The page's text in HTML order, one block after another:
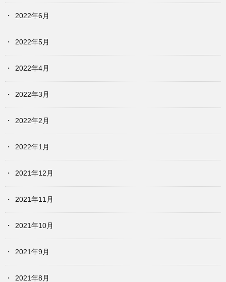
2022年6月
2022年5月
2022年4月
2022年3月
2022年2月
2022年1月
2021年12月
2021年11月
2021年10月
2021年9月
2021年8月